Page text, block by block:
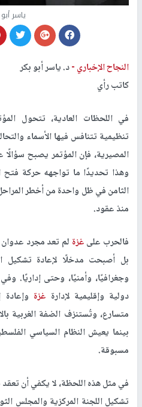
ياسر
النجاح الإخباري -د. ياسر أبو بكر
كاتب رأي
في اللحظات العادية، تتحول
تنظيمية تتنافس فيها الأسماء
المصيرية، فإن المؤتمر يصبح
وهذا تحديدًا ما تواجهه حركة فتح
الثامن في ظل واحدة من أخطر
منذ عقود.
فالحرب علىغزة لم تعد مجرد
بل أصبحت مدخلًا لإعادة تشكيل
وجغرافيًا، وأمنيًا، وحتى إداريًا.
دولية وإقليمية لإدارة غزة
متسارع، وتُستنزف الضفة الغربية
بينما يعيش النظام السياسي
مسبوقة.
في مثل هذه اللحظة، لا يكفي أن تعقد
تشكيل اللجنة المركزية والمجلس